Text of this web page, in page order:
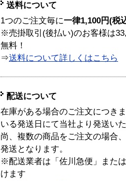
送料について
1つのご注文毎に一律1,100円(税
※売掛取引(後払い)のお客様は
無料！
⇒送料について詳しくはこちら
配送について
在庫がある場合のご注文につき
いる発送日にて当社より発送い
尚、複数の商品をご注文の場合
発送となります。
※配送業者は「佐川急便」また
けます